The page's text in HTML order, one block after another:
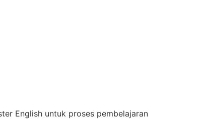
English untuk proses pembelajaran